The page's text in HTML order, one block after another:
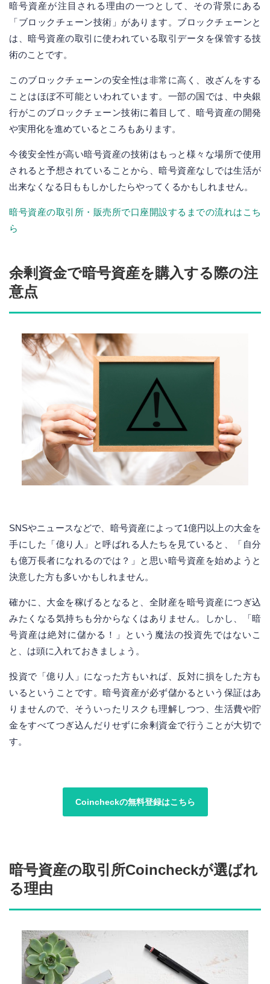
暗号資産が注目される理由の一つとして、その背景にある
「ブロックチェーン技術」があります。ブロックチェーンと
は、暗号資産の取引に使われている取引データを保管する技
術のことです。
このブロックチェーンの安全性は非常に高く、改ざんをする
ことはほぼ不可能といわれています。一部の国では、中央銀
行がこのブロックチェーン技術に着目して、暗号資産の開発
や実用化を進めているところもあります。
今後安全性が高い暗号資産の技術はもっと様々な場所で使用
されると予想されていることから、暗号資産なしでは生活が
出来なくなる日ももしかしたらやってくるかもしれません。
暗号資産の取引所・販売所で口座開設するまでの流れはこち
ら
余剰資金で暗号資産を購入する際の注
意点
SNSやニュースなどで、暗号資産によって1億円以上の大金を
手にした「億り人」と呼ばれる人たちを見ていると、「自分
も億万長者になれるのでは？」と思い暗号資産を始めようと
決意した方も多いかもしれません。
確かに、大金を稼げるとなると、全財産を暗号資産につぎ込
みたくなる気持ちも分からなくはありません。しかし、「暗
号資産は絶対に儲かる！」という魔法の投資先ではないこ
と、は頭に入れておきましょう。
投資で「億り人」になった方もいれば、反対に損をした方も
いるということです。暗号資産が必ず儲かるという保証はあ
りませんので、そういったリスクも理解しつつ、生活費や貯
金をすべてつぎ込んだりせずに余剰資金で行うことが大切で
す。
Coincheckの無料登録はこちら
暗号資産の取引所Coincheckが選ばれ
る理由